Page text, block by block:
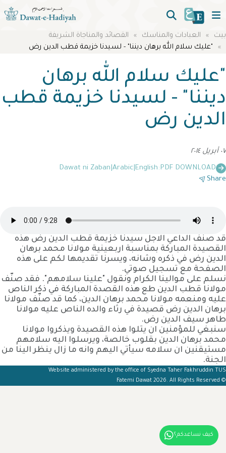
بيت العبادات والمناسك
القصائد والمناجاة الشريفة
"عليك سلام الله برهان ديننا" - لسيدنا خزيمة قطب الدين رض
"عليك سلام الله برهان
ديننا" - لسيدنا خزيمة قطب
الدين رض
٠٧ أبريل ٢٠١٤
PDF DOWNLOAD:
English
Arabic
Dawat ni Zaban
Share
قد صنّف الداعي الاجل سيدنا خزيمة قطب الدين رض هذه
القصيدة المباركة بمناسبة اربعينية مولانا محمد برهان
الدين رض في ذكره وشانه، ويسرنا تقديمها لكم على هذه
الصفحة مع تسجيل صوتي.
نسلم على موالينا الكرام ونقول "علينا سلامهم". فقد صنّف
مولانا قطب الدين طع هذه القصدة المباركة في ذكر الناص
عليه ومنعمه مولانا محمد برهان الدين، كما قد صنّف مولانا
برهان الدين رض قصيدة في رثاء والده الناص عليه مولانا
طاهر سيف الدين رض.
سنبغي للمؤمنين ان يتلوا هذه القصيدة ويذكروا مولانا
محمد برهان الدين بقلوب خالصة، ويرسلوا اليه سلامهم
مستيقنين ان سلامه سيأتي اليهم وانه ما زال ينظر الينا من
الجنة.
Website administered by the office of Syedna Taher Fakhruddin TUS
© Fatemi Dawat 2026. All Rights Reserved
كيف نساعدكم؟